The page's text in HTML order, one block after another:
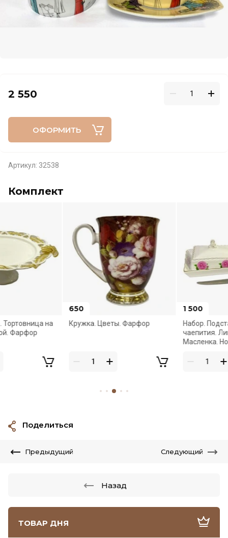
ТОВАР ДНЯ
2 550
ОФОРМИТЬ
Артикул: 32538
Комплект
Кружка. Цветы. Фарфор
1 500
Набор. Подставка для
чаепития. Лимонница.
Поделиться
Предыдущий Следующий
Назад